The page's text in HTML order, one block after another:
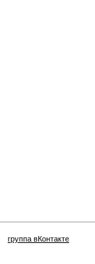
группа вКонтакте